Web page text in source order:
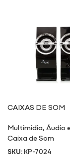
CAIXAS DE SOM
Multimidia,Áudio
Caixa de Som
SKU:KP-7024